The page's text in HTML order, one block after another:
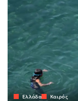
Ελλάδα Καιρός